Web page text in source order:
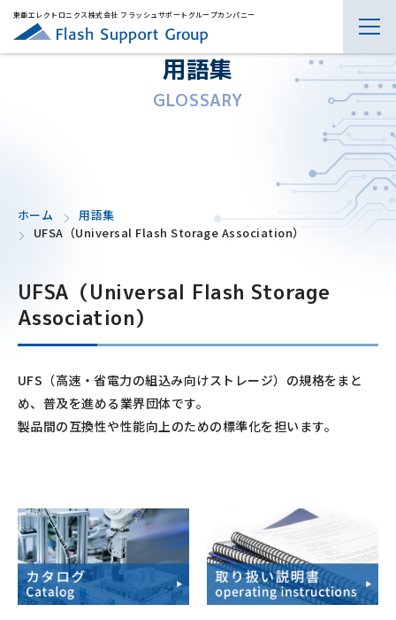
東亜エレクトロニクス株式会社 フラッシュサポートグループカンパニー
用語集
GLOSSARY
ホーム
用語集
UFSA（Universal Flash Storage Association）
UFSA（Universal Flash Storage
Association）
UFS（高速・省電力の組込み向けストレージ）の規格をまと
め、普及を進める業界団体です。
製品間の互換性や性能向上のための標準化を担います。